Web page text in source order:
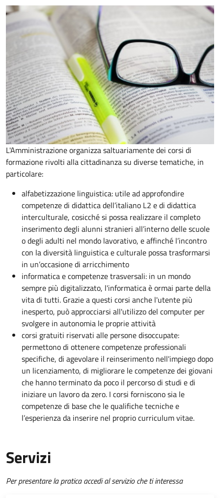
L'Amministrazione organizza saltuariamente dei corsi di
formazione rivolti alla cittadinanza su diverse tematiche, in
particolare:
alfabetizzazione linguistica: utile ad approfondire
competenze di didattica dell’italiano L2 e di didattica
interculturale, cosicché si possa realizzare il completo
inserimento degli alunni stranieri all’interno delle scuole
o degli adulti nel mondo lavorativo, e affinché l’incontro
con la diversità linguistica e culturale possa trasformarsi
in un’occasione di arricchimento
informatica e competenze trasversali: in un mondo
sempre più digitalizzato, l'informatica è ormai parte della
vita di tutti. Grazie a questi corsi anche l'utente più
inesperto, può approcciarsi all'utilizzo del computer per
svolgere in autonomia le proprie attività
corsi gratuiti riservati alle persone disoccupate:
permettono di ottenere competenze professionali
specifiche, di agevolare il reinserimento nell'impiego dopo
un licenziamento, di migliorare le competenze dei giovani
che hanno terminato da poco il percorso di studi e di
iniziare un lavoro da zero. I corsi forniscono sia le
competenze di base che le qualifiche tecniche e
l’esperienza da inserire nel proprio curriculum vitae.
Servizi
Per presentare la pratica accedi al servizio che ti interessa